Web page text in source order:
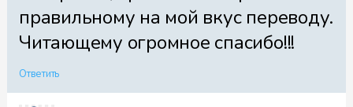
Файл 43
правильному на мой вкус переводу.
Читающему огромное спасибо!!!
Ответить